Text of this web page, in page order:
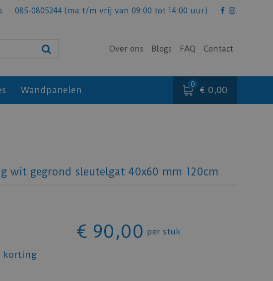
085-0805244 (ma t/m vrij van 09:00 tot 14:00 uur)
Over ons Blogs FAQ Contact
Wandpanelen € 0,00
wit gegrond sleutelgat 40x60 mm 120cm
€ 90,00 per stuk
korting